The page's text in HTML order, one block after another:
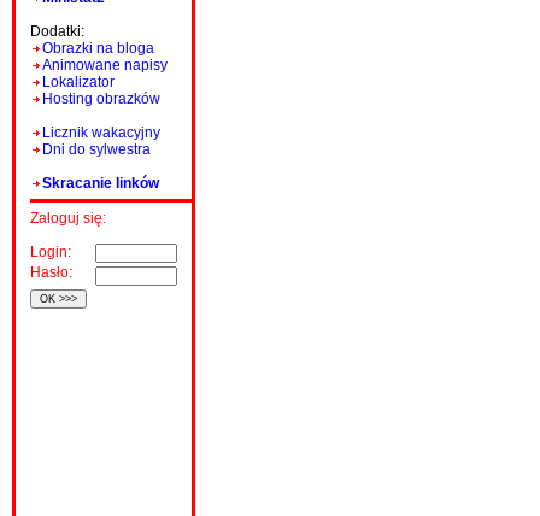
Dodatki:
Obrazki na bloga
Animowane napisy
Lokalizator
Hosting obrazków
Licznik wakacyjny
Dni do sylwestra
Skracanie linków
Zaloguj się:
Login:
Hasło: